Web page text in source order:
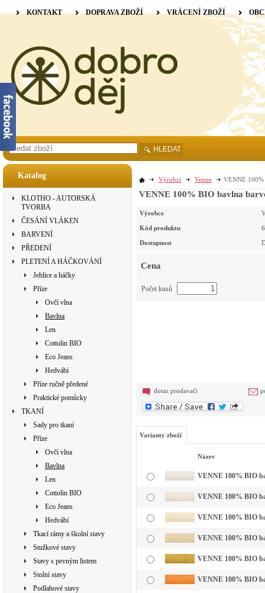
Katalog
KLOTHO - AUTORSKÁ
TVORBA
ČESÁNÍ VLÁKEN
BARVENÍ
PŘEDENÍ
PLETENÍ A HÁČKOVÁNÍ
Jehlice a háčky
Příze
Ovčí vlna
Bavlna
Len
Cottolin BIO
Eco Jeans
Hedvábí
Příze ručně předené
Praktické pomůcky
TKANÍ
Sady pro tkaní
Příze
Ovčí vlna
Bavlna
Len
Cottolin BIO
Eco Jeans
Hedvábí
Tkací rámy a školní stavy
Stužkové stavy
Stavy s pevným listem
Stolní stavy
Podlahové stavy
Výrobci Venne VENNE
VENNE 100% BIO bavlna
Výrobce
Kód produktu
Dostupnost
Cena
Počet kusů
dotaz prodavači
Varianty zboží
Název
VENNE 100% BIO
VENNE 100% BIO
VENNE 100% BIO
VENNE 100% BIO
VENNE 100% BIO
VENNE 100% BIO
KONTAKT DOPRAVA ZBOŽÍ VRÁCENÍ ZBOŽÍ
HLEDAT